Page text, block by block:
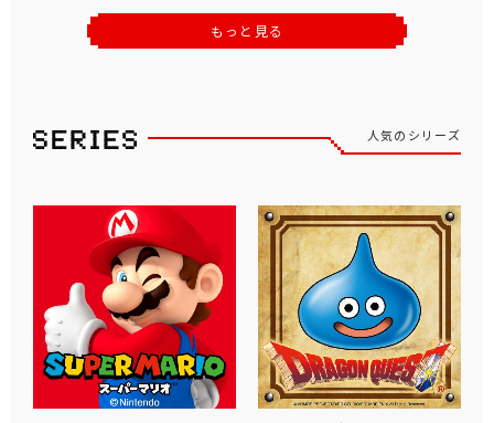
もっと見る
人気のシリーズ